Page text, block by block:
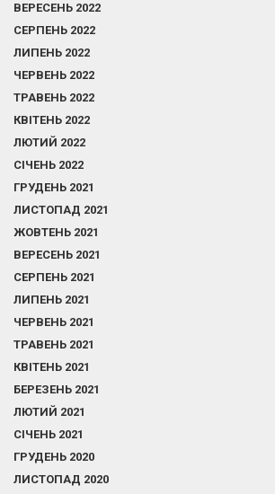
ВЕРЕСЕНЬ 2022
СЕРПЕНЬ 2022
ЛИПЕНЬ 2022
ЧЕРВЕНЬ 2022
ТРАВЕНЬ 2022
КВІТЕНЬ 2022
ЛЮТИЙ 2022
СІЧЕНЬ 2022
ГРУДЕНЬ 2021
ЛИСТОПАД 2021
ЖОВТЕНЬ 2021
ВЕРЕСЕНЬ 2021
СЕРПЕНЬ 2021
ЛИПЕНЬ 2021
ЧЕРВЕНЬ 2021
ТРАВЕНЬ 2021
КВІТЕНЬ 2021
БЕРЕЗЕНЬ 2021
ЛЮТИЙ 2021
СІЧЕНЬ 2021
ГРУДЕНЬ 2020
ЛИСТОПАД 2020